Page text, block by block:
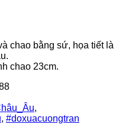
chao bằng sứ, họa tiết là
chao 23cm.
,
, #doxuacuongtran